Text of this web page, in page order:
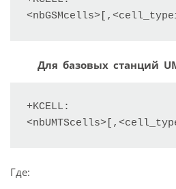
Для базовых станций
+KCELL:
Где: